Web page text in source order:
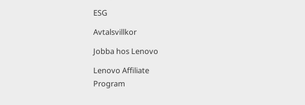
ESG
Avtalsvillkor
Jobba hos Lenovo
Lenovo Affiliate
Program